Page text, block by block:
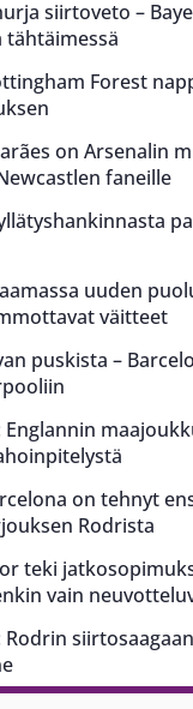
siirtoveto –
tähtäimessä
Forest
on Arsenalin
faneille
uuden
väitteet
puskista –
Englannin
on tehnyt
Rodrista
teki
vain
Rodrin